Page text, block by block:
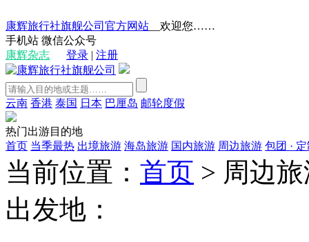
康辉旅行社旗舰公司官方网站 __欢迎您……
手机站 微信公众号
康辉杂志
登录 | 注册
云南 香港 泰国 日本 巴厘岛 邮轮度假
热门出游目的地
首页 当季最热 出境旅游 海岛旅游 国内旅游 周边旅游 包团 ·
当前位置： 首页 > 周边
出发地：